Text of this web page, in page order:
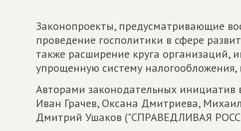
Законопроекты, предусматривающие
проведение госполитики в сфере
также расширение круга организаций,
упрощенную систему налогообложения,
Авторами законодательных
Иван Грачев, Оксана Дмитриева,
Дмитрий Ушаков ("СПРАВЕДЛИВАЯ